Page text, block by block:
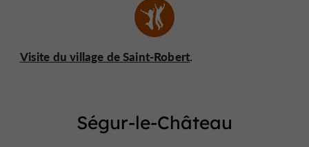
Visite du village de Saint-Robert.
Ségur-le-Château